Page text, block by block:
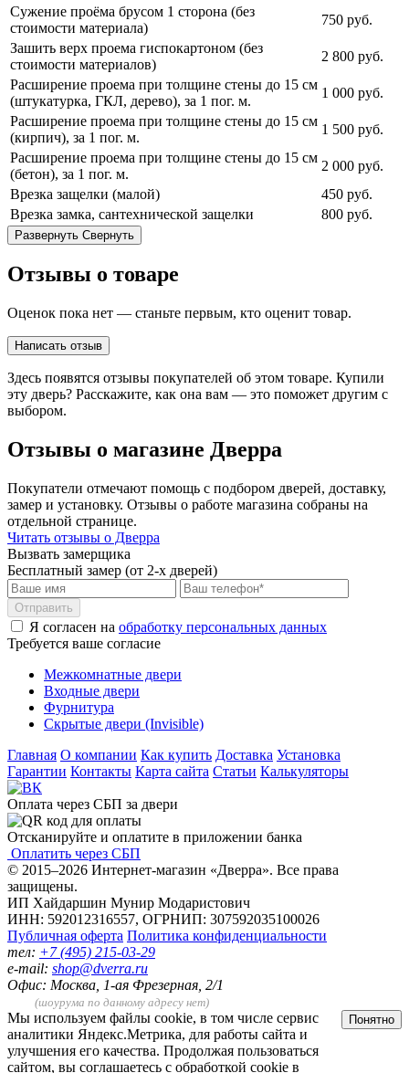
Сужение проёма брусом 1 сторона (без
стоимости материала)
750 руб.
Зашить верх проема гиспокартоном (без
стоимости материалов)
2 800 руб.
Расширение проема при толщине стены до 15 см
(штукатурка, ГКЛ, дерево), за 1 пог. м.
1 000 руб.
Расширение проема при толщине стены до 15 см
(кирпич), за 1 пог. м.
1 500 руб.
Расширение проема при толщине стены до 15 см
(бетон), за 1 пог. м.
2 000 руб.
Врезка защелки (малой)
450 руб.
Врезка замка, сантехнической защелки
800 руб.
Развернуть Свернуть
Отзывы о товаре
Оценок пока нет — станьте первым, кто оценит товар.
Написать отзыв
Здесь появятся отзывы покупателей об этом товаре. Купили
эту дверь? Расскажите, как она вам — это поможет другим с
выбором.
Отзывы о магазине Дверра
Покупатели отмечают помощь с подбором дверей, доставку,
замер и установку. Отзывы о работе магазина собраны на
отдельной странице.
Читать отзывы о Дверра
Вызвать замерщика
Бесплатный замер (от 2-х дверей)
Отправить
Я согласен на обработку персональных данных
Требуется ваше согласие
Межкомнатные двери
Входные двери
Фурнитура
Скрытые двери (Invisible)
Главная О компании Как купить Доставка Установка
Гарантии Контакты Карта сайта Статьи Калькуляторы
Оплата через СБП за двери
Отсканируйте и оплатите в приложении банка
Оплатить через СБП
© 2015–2026 Интернет-магазин «Дверра». Все права
защищены.
ИП Хайдаршин Мунир Модаристович
ИНН: 592012316557, ОГРНИП: 307592035100026
Публичная оферта Политика конфиденциальности
тел: +7 (495) 215-03-29
e-mail: shop@dverra.ru
Офис: Москва, 1-ая Фрезерная, 2/1
(шоурума по данному адресу нет)
Мы используем файлы cookie, в том числе сервис
аналитики Яндекс.Метрика, для работы сайта и
улучшения его качества. Продолжая пользоваться
сайтом, вы соглашаетесь с обработкой cookie в
Понятно